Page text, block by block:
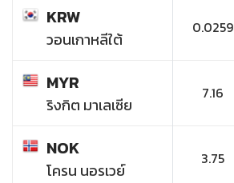
KRW
วอนเกาหลีใต้
0.0259
MYR
ริงกิต มาเลเซีย
7.16
NOK
โครน นอรเวย์
3.75